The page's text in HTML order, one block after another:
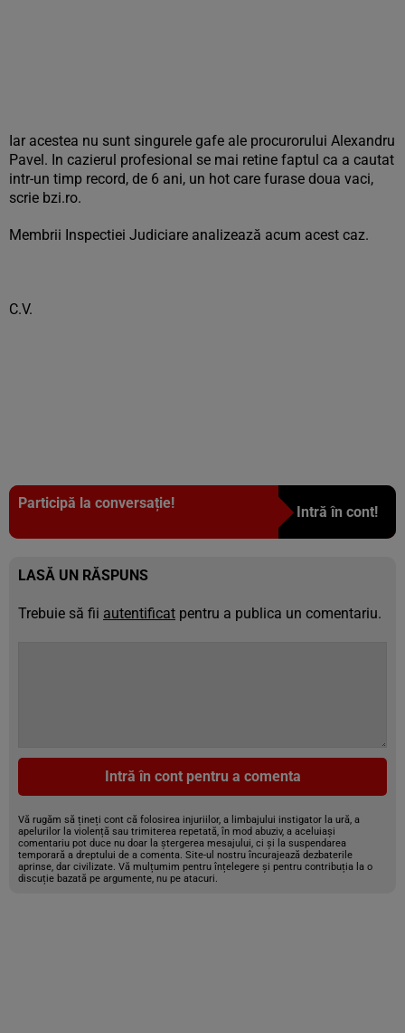
Iar acestea nu sunt singurele gafe ale procurorului Alexandru
Pavel. In cazierul profesional se mai retine faptul ca a cautat
intr-un timp record, de 6 ani, un hot care furase doua vaci,
scrie bzi.ro.
Membrii Inspectiei Judiciare analizează acum acest caz.
C.V.
Participă la conversație!
Intră în cont!
LASĂ UN RĂSPUNS
Trebuie să fii autentificat pentru a publica un comentariu.
Intră în cont pentru a comenta
Vă rugăm să țineți cont că folosirea injuriilor, a limbajului instigator la ură, a
apelurilor la violență sau trimiterea repetată, în mod abuziv, a aceluiași
comentariu pot duce nu doar la ștergerea mesajului, ci și la suspendarea
temporară a dreptului de a comenta. Site-ul nostru încurajează dezbaterile
aprinse, dar civilizate. Vă mulțumim pentru înțelegere și pentru contribuția la o
discuție bazată pe argumente, nu pe atacuri.